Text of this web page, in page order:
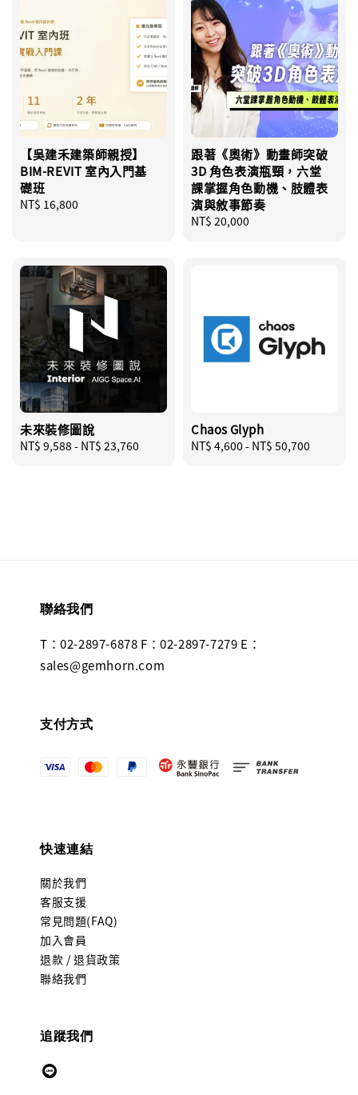
【吳建禾建築師親授】
BIM-REVIT 室內入門基
礎班
Regular
NT$ 16,800
跟著《奧術》動畫師突破
3D 角色表演瓶頸，六堂
課掌握角色動機、肢體表
演與敘事節奏
Regular
NT$ 20,000
未來裝修圖說
Regular
NT$ 9,588 - NT$ 23,760
Chaos Glyph
Regular
NT$ 4,600 - NT$ 50,700
聯絡我們
T：02-2897-6878 F：02-2897-7279 E：
sales@gemhorn.com
支付方式
快速連結
關於我們
客服支援
常見問題(FAQ)
加入會員
退款 / 退貨政策
聯絡我們
追蹤我們